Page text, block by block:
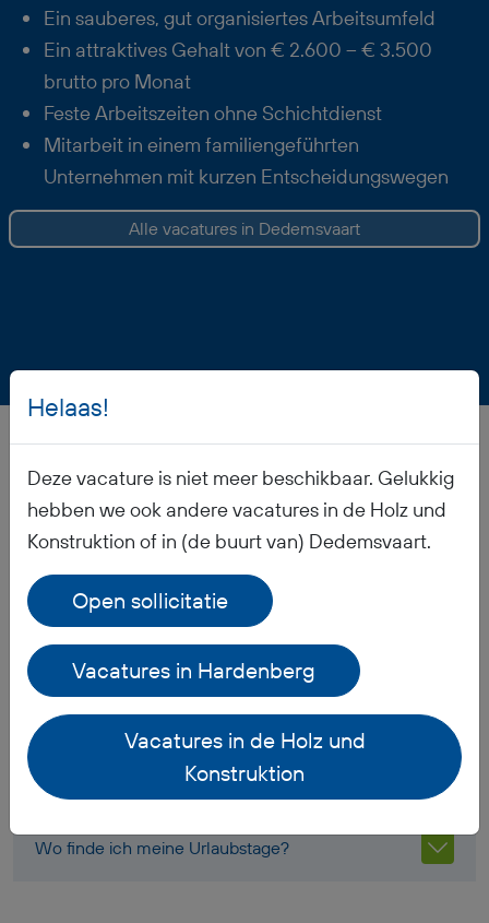
Ein sauberes, gut organisiertes Arbeitsumfeld
Ein attraktives Gehalt von € 2.600 – € 3.500
brutto pro Monat
Feste Arbeitszeiten ohne Schichtdienst
Mitarbeit in einem familiengeführten
Unternehmen mit kurzen Entscheidungswegen
Alle vacatures in Dedemsvaart
Häufig gestellte Fragen
Wie ist die Rente geregelt?
Welche Unterlagen muss ich für meine
Anmeldung bei BR-Flex mitbringen?
Wo finde ich meine Urlaubstage?
Helaas!
Deze vacature is niet meer beschikbaar. Gelukkig
hebben we ook andere vacatures in de Holz und
Konstruktion of in (de buurt van) Dedemsvaart.
Open sollicitatie
Vacatures in Hardenberg
Vacatures in de Holz und
Konstruktion